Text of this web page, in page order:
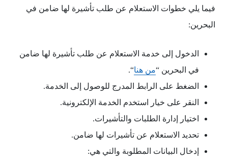
فيما يلي خطوات الاستعلام عن طلب تأشيرة لها ضامن في
البحرين:
الدخول إلى خدمة الاستعلام عن طلب تأشيرة لها ضامن
في البحرين “من هنا“.
الضغط على الرابط المدرج للوصول إلى الخدمة.
النقر على خيار استخدم الخدمة الإلكترونية.
اختيار إدارة الطلبات والتأشيرات.
تحديد الاستعلام عن تأشيرات لها ضامن.
إدخال البيانات المطلوبة والتي هي: